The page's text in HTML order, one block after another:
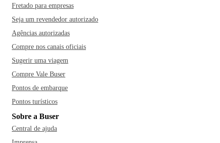
Fretado para empresas
Seja um revendedor autorizado
Agências autorizadas
Compre nos canais oficiais
Sugerir uma viagem
Compre Vale Buser
Pontos de embarque
Pontos turísticos
Sobre a Buser
Central de ajuda